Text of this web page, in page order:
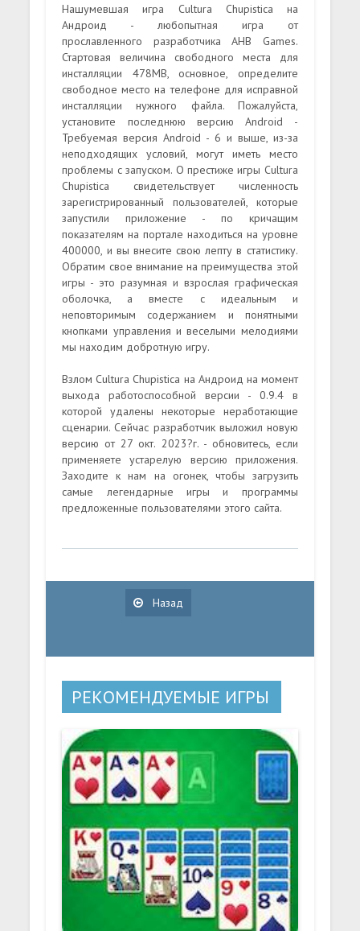
Нашумевшая игра Cultura Chupistica на
Андроид - любопытная игра от
прославленного разработчика AHB Games.
Стартовая величина свободного места для
инсталляции 478MB, основное, определите
свободное место на телефоне для исправной
инсталляции нужного файла. Пожалуйста,
установите последнюю версию Android -
Требуемая версия Android - 6 и выше, из-за
неподходящих условий, могут иметь место
проблемы с запуском. О престиже игры Cultura
Chupistica свидетельствует численность
зарегистрированный пользователей, которые
запустили приложение - по кричащим
показателям на портале находиться на уровне
400000, и вы внесите свою лепту в статистику.
Обратим свое внимание на преимущества этой
игры - это разумная и взрослая графическая
оболочка, а вместе с идеальным и
неповторимым содержанием и понятными
кнопками управления и веселыми мелодиями
мы находим добротную игру.
Взлом Cultura Chupistica на Андроид на момент
выхода работоспособной версии - 0.9.4 в
которой удалены некоторые неработающие
сценарии. Сейчас разработчик выложил новую
версию от 27 окт. 2023?г. - обновитесь, если
применяете устарелую версию приложения.
Заходите к нам на огонек, чтобы загрузить
самые легендарные игры и программы
предложенные пользователями этого сайта.
Назад
РЕКОМЕНДУЕМЫЕ ИГРЫ